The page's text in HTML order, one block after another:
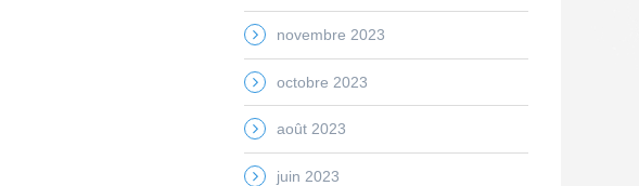
novembre 2023
octobre 2023
août 2023
juin 2023